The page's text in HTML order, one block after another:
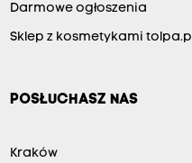
Darmowe ogłoszenia
Sklep z kosmetykami tolpa.pl
POSŁUCHASZ NAS
Kraków